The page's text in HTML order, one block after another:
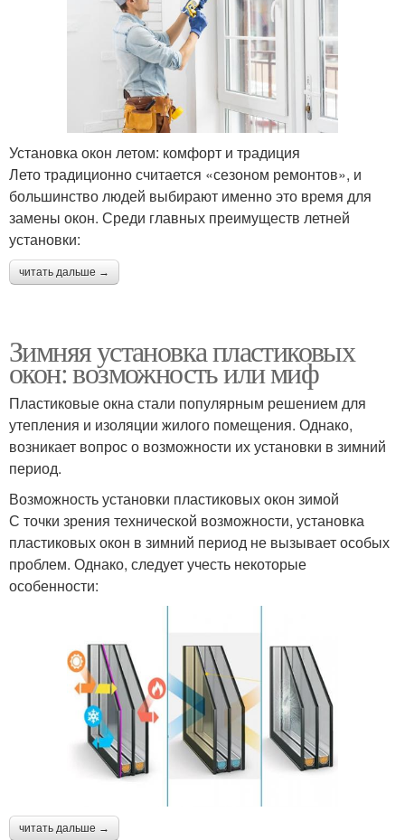
Установка окон летом: комфорт и традиция
Лето традиционно считается «сезоном ремонтов», и
большинство людей выбирают именно это время для
замены окон. Среди главных преимуществ летней
установки:
читать дальше →
Зимняя установка пластиковых
окон: возможность или миф
Пластиковые окна стали популярным решением для
утепления и изоляции жилого помещения. Однако,
возникает вопрос о возможности их установки в зимний
период.
Возможность установки пластиковых окон зимой
С точки зрения технической возможности, установка
пластиковых окон в зимний период не вызывает особых
проблем. Однако, следует учесть некоторые
особенности:
читать дальше →